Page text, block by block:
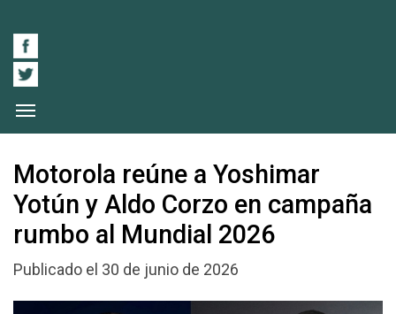
Motorola reúne a Yoshimar
Yotún y Aldo Corzo en campaña
rumbo al Mundial 2026
Publicado el 30 de junio de 2026